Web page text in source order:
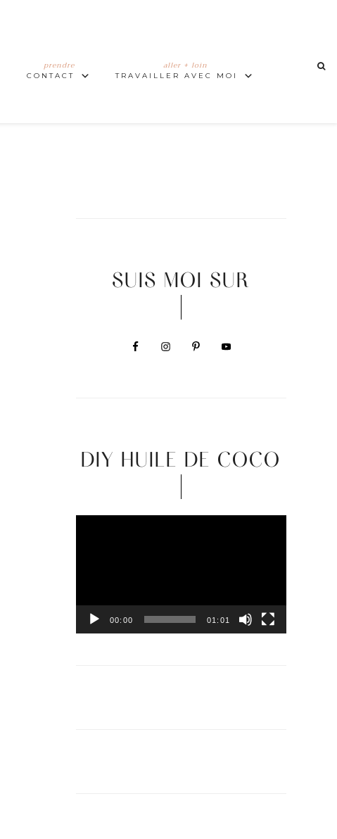
prendre
CONTACT
aller + loin
TRAVAILLER AVEC MOI
SUIS MOI SUR
DIY HUILE DE COCO
00:00 01:01